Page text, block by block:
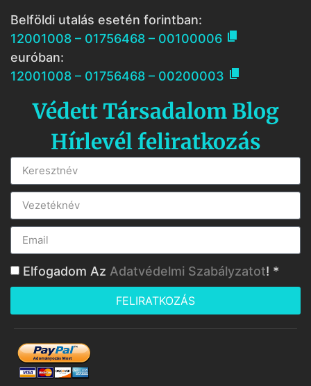
Belföldi utalás esetén forintban:
12001008 – 01756468 – 00100006 
euróban:
12001008 – 01756468 – 00200003 
Védett Társadalom Blog
Hírlevél feliratkozás
Elfogadom Az Adatvédelmi Szabályzatot! *
FELIRATKOZÁS